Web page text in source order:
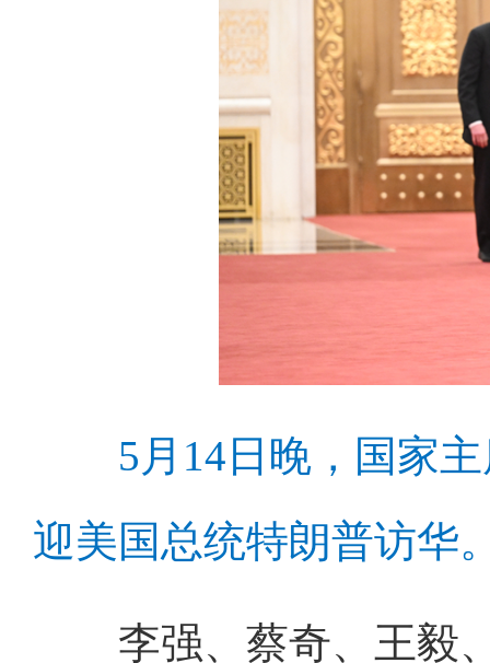
5月14日晚，国家主
迎美国总统特朗普访
李强、蔡奇、王毅、